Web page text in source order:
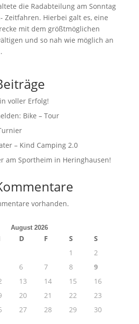
die Radabteilung am Sonntag
Zeitfahren. Hierbei galt es, eine
mit dem größtmöglichen
und so nah wie möglich an
voller Erfolg!
Bike – Tour
– Kind Camping 2.0
am Sportheim in Heringhausen!
vorhanden.
August 2026
D F S
S
1
2
6 7 8
9
13 14 15
16
20 21 22
23
27 28 29
30